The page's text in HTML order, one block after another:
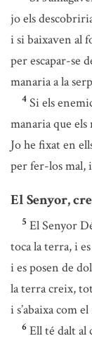
jo els
i si baixaven al
per escapar-se
manaria a la
4 Si els
manaria que els
Jo he fixat en
per fer-los mal,
El Senyor,
5 El Senyor
toca la terra, i
i es posen de
la terra creix,
i s’abaixa com
6 Ell té dalt al